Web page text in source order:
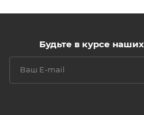
Будьте в курсе